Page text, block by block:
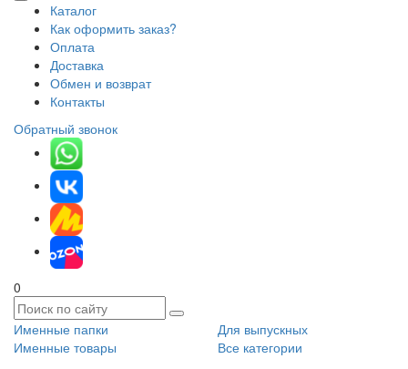
Каталог
Как оформить заказ?
Оплата
Доставка
Обмен и возврат
Контакты
Обратный звонок
0
Именные папки
Для выпускных
Именные товары
Все категории